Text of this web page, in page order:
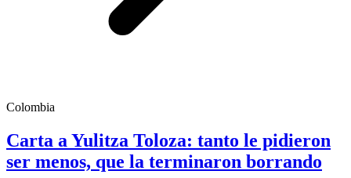
Colombia
Carta a Yulitza Toloza: tanto le pidieron
ser menos, que la terminaron borrando